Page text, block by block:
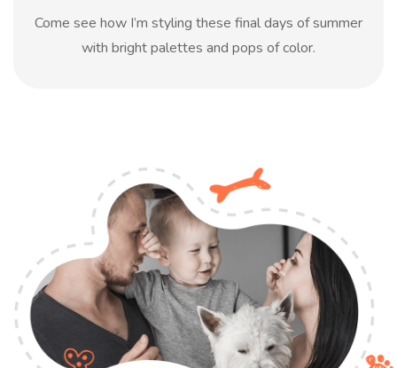
Come see how I’m styling these final days of summer
with bright palettes and pops of color.